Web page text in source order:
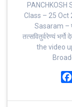
PANCHKOSH
Class – 25 Oct
Sasaram –
तत्‍सवितुर्वरेण्‍यं
the video